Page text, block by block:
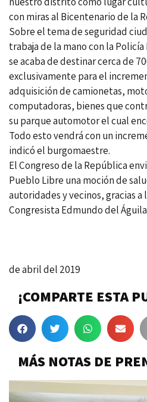
con miras al Bicentenario de la
Sobre el tema de seguridad
trabaja de la mano con la
se acaba de destinar cerca de
exclusivamente para el
adquisición de camionetas,
computadoras, bienes que
su parque automotor el cual
Todo esto vendrá con un
indicó el burgomaestre.
El Congreso de la República
Pueblo Libre una moción de
autoridades y vecinos, gracias a
Congresista Edmundo del
Pueblo
de abril del 2019
¡COMPARTE ESTA
MÁS NOTAS DE